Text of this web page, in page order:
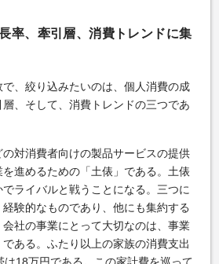
率、牽引層、消費トレンドに集
、絞り込みたいのは、個人消費の成
、そして、消費トレンドの三つであ
対消費者向けの製品サービスの提供
進めるための「土俵」である。土俵
ライバルと戦うことになる。三つに
験的なものであり、他にも集約する
社の事業にとって大切なのは、事業
ある。ふたり以上の家族の消費支出